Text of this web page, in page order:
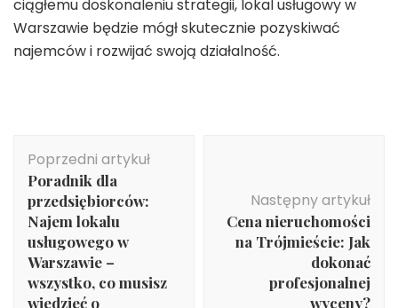
ciągłemu doskonaleniu strategii, lokal usługowy w
Warszawie będzie mógł skutecznie pozyskiwać
najemców i rozwijać swoją działalność.
wpisu
Poprzedni artykuł
Poradnik dla
przedsiębiorców:
Najem lokalu
usługowego w
Warszawie –
wszystko, co musisz
wiedzieć o
Następny artykuł
Cena nieruchomości
na Trójmieście: Jak
dokonać
profesjonalnej
wyceny?